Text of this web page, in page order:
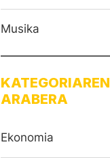
Musika
KATEGORIAREN
ARABERA
Ekonomia